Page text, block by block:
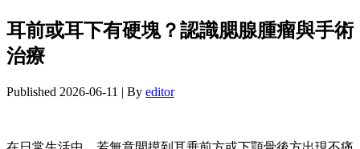
耳前或耳下有硬塊？認識腮腺腫瘤與手術
治療
Published 2026-06-11 | By editor